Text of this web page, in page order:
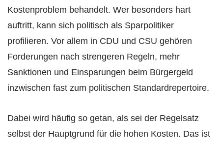
Kostenproblem behandelt. Wer besonders hart
auftritt, kann sich politisch als Sparpolitiker
profilieren. Vor allem in CDU und CSU gehören
Forderungen nach strengeren Regeln, mehr
Sanktionen und Einsparungen beim Bürgergeld
inzwischen fast zum politischen Standardrepertoire.
Dabei wird häufig so getan, als sei der Regelsatz
selbst der Hauptgrund für die hohen Kosten. Das ist